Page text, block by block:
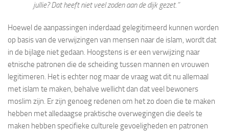
jullie? Dat heeft niet veel zoden aan de dijk gezet.”
Hoewel de aanpassingen inderdaad gelegitimeerd kunnen worden
op basis van de verwijzingen van mensen naar de islam, wordt dat
in de bijlage niet gedaan. Hoogstens is er een verwijzing naar
etnische patronen die de scheiding tussen mannen en vrouwen
legitimeren. Het is echter nog maar de vraag wat dit nu allemaal
met islam te maken, behalve wellicht dan dat veel bewoners
moslim zijn. Er zijn genoeg redenen om het zo doen die te maken
hebben met alledaagse praktische overwegingen die deels te
maken hebben specifieke culturele gevoeligheden en patronen